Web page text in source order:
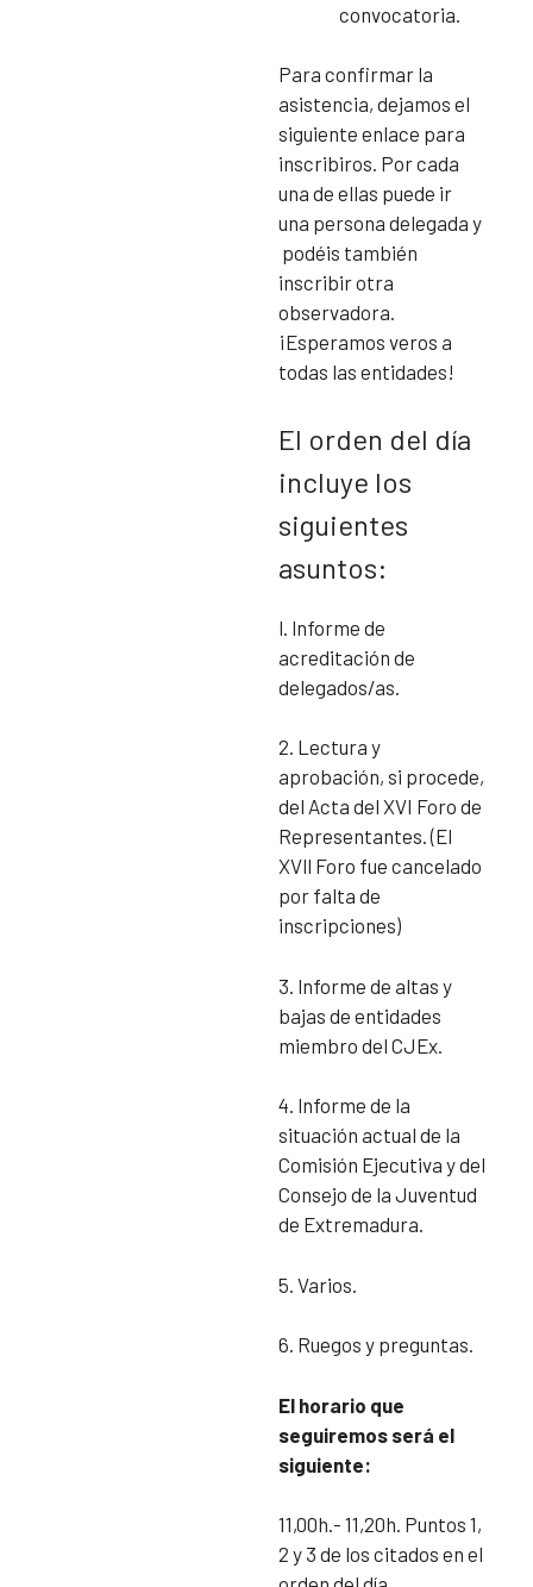
convocatoria.
Para confirmar la
asistencia, dejamos el
siguiente enlace para
inscribiros. Por cada
una de ellas puede ir
una persona delegada y
podéis también
inscribir otra
observadora.
¡Esperamos veros a
todas las entidades!
El orden del día
incluye los
siguientes
asuntos:
l. lnforme de
acreditación de
delegados/as.
2. Lectura y
aprobación, si procede,
del Acta del XVI Foro de
Representantes. (El
XVll Foro fue cancelado
por falta de
inscripciones)
3. lnforme de altas y
bajas de entidades
miembro del CJEx.
4. lnforme de la
situación actual de la
Comisión Ejecutiva y del
Consejo de la Juventud
de Extremadura.
5. Varios.
6. Ruegos y preguntas.
El horario que
seguiremos será el
siguiente:
11,00h.- 11,20h. Puntos 1,
2 y 3 de los citados en el